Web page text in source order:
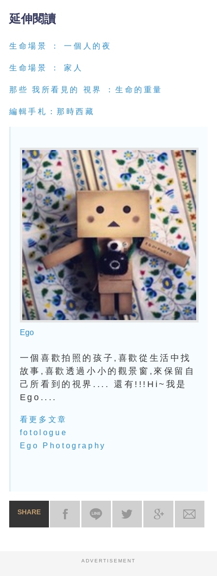
延伸閱讀
生命場景 ： 一個人的夜
生命場景 ： 家人
那些 我所看見的 視界 ：生命的重量
編輯手札：那時西藏
Ego
一個喜歡拍照的孩子,喜歡從生活中找
故事,喜歡透過小小的觀景窗,來保留自
己所看到的視界.... 還有!!!Hi~我是
Ego....
看更多文章
fotologue
Ego Photography
SHARE
ADVERTISEMENT